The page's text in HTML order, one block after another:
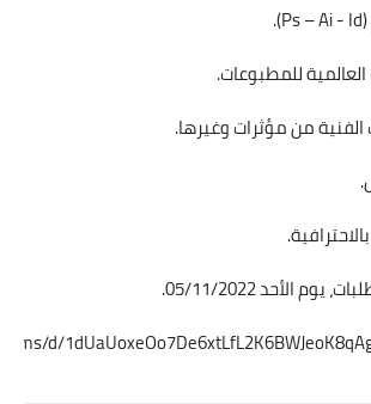
الأحد 05/11/2022.
d/